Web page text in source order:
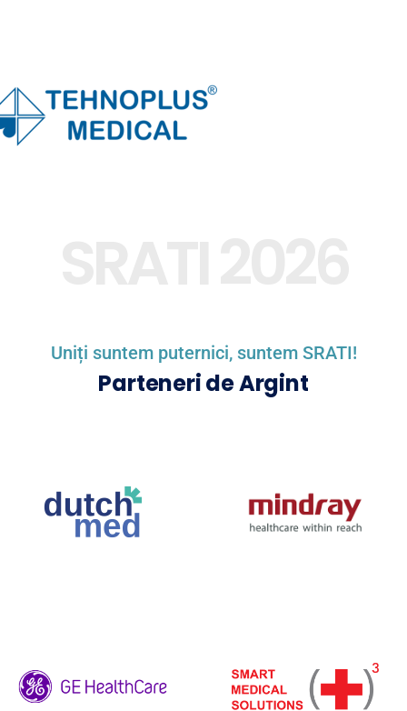
Uniți suntem puternici, suntem SRATI!
Parteneri de Argint